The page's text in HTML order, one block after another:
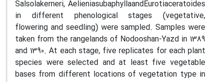
Salsolakerneri, AelieniasubaphyllaandEurotiaceratoides
in different phenological stages (vegetative,
flowering and seedling) were sampled. Samples were
taken from the rangelands of Nodooshan-Yazd in 1389
and 1390. At each stage, five replicates for each plant
species were selected and at least five vegetable
bases from different locations of vegetation type in